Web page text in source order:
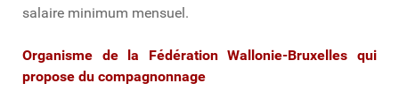
salaire minimum mensuel.
Organisme de la Fédération Wallonie-Bruxelles qui
propose du compagnonnage